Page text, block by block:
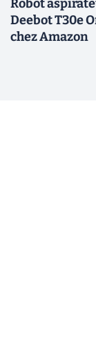
Robot
Deebot T30e
chez Amazon